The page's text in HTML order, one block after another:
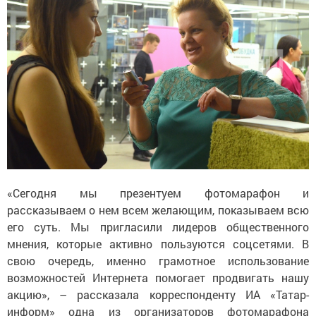
«Сегодня мы презентуем фотомарафон и
рассказываем о нем всем желающим, показываем всю
его суть. Мы пригласили лидеров общественного
мнения, которые активно пользуются соцсетями. В
свою очередь, именно грамотное использование
возможностей Интернета помогает продвигать нашу
акцию», – рассказала корреспонденту ИА «Татар-
информ» одна из организаторов фотомарафона